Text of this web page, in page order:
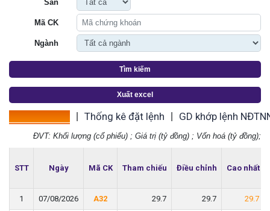
Sàn
Mã CK
Ngành
Tìm kiếm
Xuất excel
Thống kê đặt lệnh GD khớp lệnh
ĐVT: Khối lượng (cổ phiếu) ; Giá trị (tỷ đồng) ; Vốn hoá (tỷ đồng);
STT Ngày Mã CK Tham chiếu Điều chỉnh Cao nhất
1 07/08/2026 A32 29.7 29.7 29.7
STT Ngày Mã CK Tham chiếu Điều chỉnh Cao nhất
1 07/08/2026 A32 29.7 29.7 29.7